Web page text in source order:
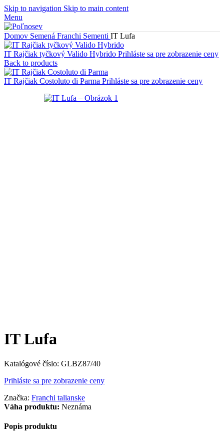
Skip to navigation Skip to main content
Menu
Domov Semená Franchi Sementi IT Lufa
IT Rajčiak tyčkový Valido Hybrido Prihláste sa pre zobrazenie ceny
Back to products
IT Rajčiak Costoluto di Parma Prihláste sa pre zobrazenie ceny
IT Lufa
Katalógové číslo: GLBZ87/40
Prihláste sa pre zobrazenie ceny
Značka: Franchi talianske
Váha produktu: Neznáma
Popis produktu